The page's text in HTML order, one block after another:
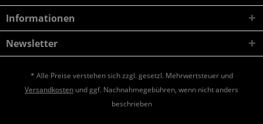
Informationen
Newsletter
* Alle Preise verstehen sich zzgl. gesetzl. Mehrwertsteuer und
Versandkosten und ggf. Nachnahmegebühren, wenn nicht anders
beschrieben